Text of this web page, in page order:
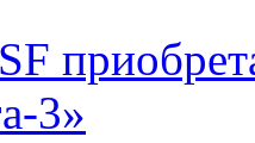
3»